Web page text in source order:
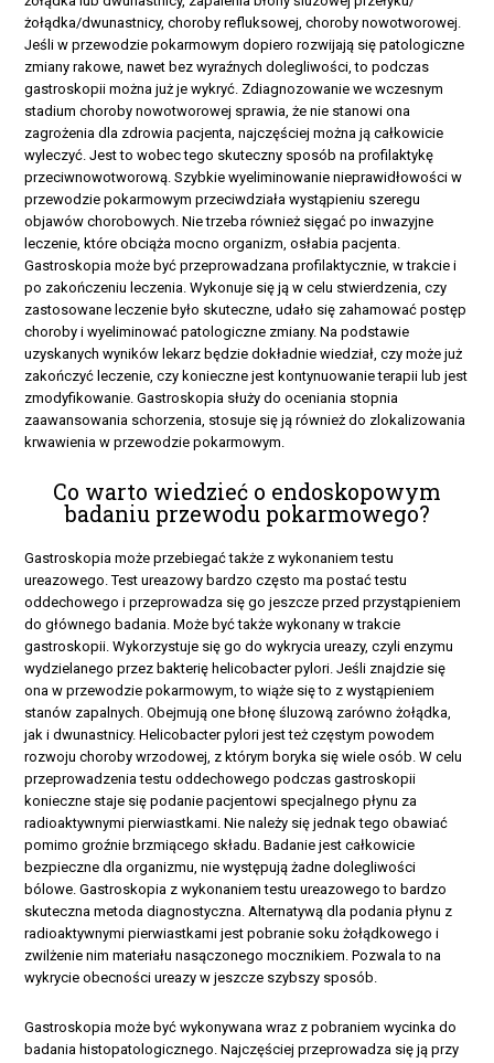
żołądka/dwunastnicy, choroby refluksowej, choroby nowotworowej.
Jeśli w przewodzie pokarmowym dopiero rozwijają się patologiczne
zmiany rakowe, nawet bez wyraźnych dolegliwości, to podczas
gastroskopii można już je wykryć. Zdiagnozowanie we wczesnym
stadium choroby nowotworowej sprawia, że nie stanowi ona
zagrożenia dla zdrowia pacjenta, najczęściej można ją całkowicie
wyleczyć. Jest to wobec tego skuteczny sposób na profilaktykę
przeciwnowotworową. Szybkie wyeliminowanie nieprawidłowości w
przewodzie pokarmowym przeciwdziała wystąpieniu szeregu
objawów chorobowych. Nie trzeba również sięgać po inwazyjne
leczenie, które obciąża mocno organizm, osłabia pacjenta.
Gastroskopia może być przeprowadzana profilaktycznie, w trakcie i
po zakończeniu leczenia. Wykonuje się ją w celu stwierdzenia, czy
zastosowane leczenie było skuteczne, udało się zahamować postęp
choroby i wyeliminować patologiczne zmiany. Na podstawie
uzyskanych wyników lekarz będzie dokładnie wiedział, czy może już
zakończyć leczenie, czy konieczne jest kontynuowanie terapii lub jest
zmodyfikowanie. Gastroskopia służy do oceniania stopnia
zaawansowania schorzenia, stosuje się ją również do zlokalizowania
krwawienia w przewodzie pokarmowym.
Co warto wiedzieć o endoskopowym
badaniu przewodu pokarmowego?
Gastroskopia może przebiegać także z wykonaniem testu
ureazowego. Test ureazowy bardzo często ma postać testu
oddechowego i przeprowadza się go jeszcze przed przystąpieniem
do głównego badania. Może być także wykonany w trakcie
gastroskopii. Wykorzystuje się go do wykrycia ureazy, czyli enzymu
wydzielanego przez bakterię helicobacter pylori. Jeśli znajdzie się
ona w przewodzie pokarmowym, to wiąże się to z wystąpieniem
stanów zapalnych. Obejmują one błonę śluzową zarówno żołądka,
jak i dwunastnicy. Helicobacter pylori jest też częstym powodem
rozwoju choroby wrzodowej, z którym boryka się wiele osób. W celu
przeprowadzenia testu oddechowego podczas gastroskopii
konieczne staje się podanie pacjentowi specjalnego płynu za
radioaktywnymi pierwiastkami. Nie należy się jednak tego obawiać
pomimo groźnie brzmiącego składu. Badanie jest całkowicie
bezpieczne dla organizmu, nie występują żadne dolegliwości
bólowe. Gastroskopia z wykonaniem testu ureazowego to bardzo
skuteczna metoda diagnostyczna. Alternatywą dla podania płynu z
radioaktywnymi pierwiastkami jest pobranie soku żołądkowego i
zwilżenie nim materiału nasączonego mocznikiem. Pozwala to na
wykrycie obecności ureazy w jeszcze szybszy sposób.
Gastroskopia może być wykonywana wraz z pobraniem wycinka do
badania histopatologicznego. Najczęściej przeprowadza się ją przy